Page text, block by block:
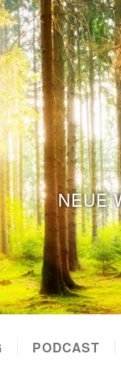
NEUE
PODCAST